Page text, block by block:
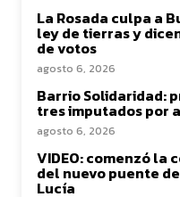
La Rosada culpa a
ley de tierras y
de votos
agosto 6, 2026
Barrio Solidaridad:
tres imputados por
agosto 6, 2026
VIDEO: comenzó la
del nuevo puente
Lucía